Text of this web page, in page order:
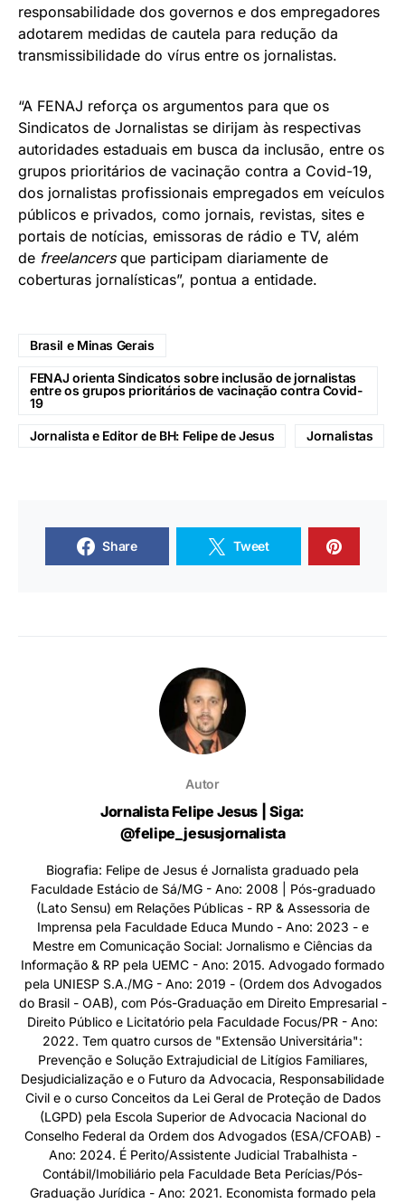
responsabilidade dos governos e dos empregadores
adotarem medidas de cautela para redução da
transmissibilidade do vírus entre os jornalistas.
“A FENAJ reforça os argumentos para que os
Sindicatos de Jornalistas se dirijam às respectivas
autoridades estaduais em busca da inclusão, entre os
grupos prioritários de vacinação contra a Covid-19,
dos jornalistas profissionais empregados em veículos
públicos e privados, como jornais, revistas, sites e
portais de notícias, emissoras de rádio e TV, além
de freelancersque participam diariamente de
coberturas jornalísticas”, pontua a entidade.
Brasil e Minas Gerais
FENAJ orienta Sindicatos sobre inclusão de jornalistas
entre os grupos prioritários de vacinação contra Covid-
19
Jornalista e Editor de BH: Felipe de Jesus Jornalistas
Share Tweet
Autor
Jornalista Felipe Jesus | Siga:
@felipe_jesusjornalista
Biografia: Felipe de Jesus é Jornalista graduado pela
Faculdade Estácio de Sá/MG - Ano: 2008 | Pós-graduado
(Lato Sensu) em Relações Públicas - RP & Assessoria de
Imprensa pela Faculdade Educa Mundo - Ano: 2023 - e
Mestre em Comunicação Social: Jornalismo e Ciências da
Informação & RP pela UEMC - Ano: 2015. Advogado formado
pela UNIESP S.A./MG - Ano: 2019 - (Ordem dos Advogados
do Brasil - OAB), com Pós-Graduação em Direito Empresarial -
Direito Público e Licitatório pela Faculdade Focus/PR - Ano:
2022. Tem quatro cursos de "Extensão Universitária":
Prevenção e Solução Extrajudicial de Litígios Familiares,
Desjudicialização e o Futuro da Advocacia, Responsabilidade
Civil e o curso Conceitos da Lei Geral de Proteção de Dados
(LGPD) pela Escola Superior de Advocacia Nacional do
Conselho Federal da Ordem dos Advogados (ESA/CFOAB) -
Ano: 2024. É Perito/Assistente Judicial Trabalhista -
Contábil/Imobiliário pela Faculdade Beta Perícias/Pós-
Graduação Jurídica - Ano: 2021. Economista formado pela